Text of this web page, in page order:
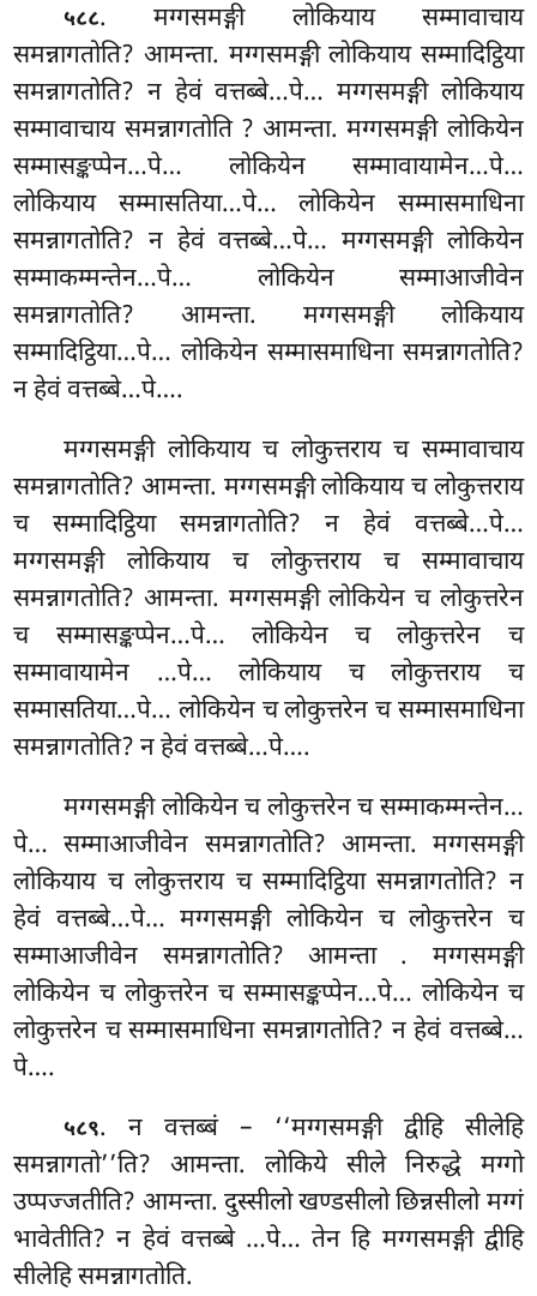
५८८. मग्गसमङ्गी लोकियाय सम्मावाचाय
समन्नागतोति? आमन्ता. मग्गसमङ्गी लोकियाय सम्मादिट्ठिया
समन्नागतोति? न हेवं वत्तब्बे…पे… मग्गसमङ्गी लोकियाय
सम्मावाचाय समन्नागतोति ? आमन्ता. मग्गसमङ्गी लोकियेन
सम्मासङ्कप्पेन…पे… लोकियेन सम्मावायामेन…पे…
लोकियाय सम्मासतिया…पे… लोकियेन सम्मासमाधिना
समन्नागतोति? न हेवं वत्तब्बे…पे… मग्गसमङ्गी लोकियेन
सम्माकम्मन्तेन…पे… लोकियेन सम्माआजीवेन
समन्नागतोति? आमन्ता. मग्गसमङ्गी लोकियाय
सम्मादिट्ठिया…पे… लोकियेन सम्मासमाधिना समन्नागतोति?
न हेवं वत्तब्बे…पे….
मग्गसमङ्गी लोकियाय च लोकुत्तराय च सम्मावाचाय
समन्नागतोति? आमन्ता. मग्गसमङ्गीलोकियाय च लोकुत्तराय
च सम्मादिट्ठिया समन्नागतोति? न हेवं वत्तब्बे…पे…
मग्गसमङ्गी लोकियाय च लोकुत्तराय च सम्मावाचाय
समन्नागतोति? आमन्ता. मग्गसमङ्गी लोकियेन च लोकुत्तरेन
च सम्मासङ्कप्पेन…पे… लोकियेन च लोकुत्तरेन च
सम्मावायामेन …पे… लोकियाय च लोकुत्तराय च
सम्मासतिया…पे… लोकियेन च लोकुत्तरेन च सम्मासमाधिना
समन्नागतोति? न हेवं वत्तब्बे…पे….
मग्गसमङ्गीलोकियेन च लोकुत्तरेन च सम्माकम्मन्तेन…
पे… सम्माआजीवेन समन्नागतोति? आमन्ता. मग्गसमङ्गी
लोकियाय च लोकुत्तराय च सम्मादिट्ठिया समन्नागतोति? न
हेवं वत्तब्बे…पे… मग्गसमङ्गी लोकियेन च लोकुत्तरेन च
सम्माआजीवेन समन्नागतोति? आमन्ता . मग्गसमङ्गी
लोकियेन च लोकुत्तरेन च सम्मासङ्कप्पेन…पे… लोकियेन च
लोकुत्तरेन च सम्मासमाधिना समन्नागतोति? न हेवं वत्तब्बे…
पे….
५८९. न वत्तब्बं – ‘‘मग्गसमङ्गी द्वीहि सीलेहि
समन्नागतो’’ति? आमन्ता. लोकिये सीले निरुद्धे मग्गो
उप्पज्जतीति? आमन्ता. दुस्सीलो खण्डसीलो छिन्नसीलो मग्गं
भावेतीति? न हेवं वत्तब्बे …पे… तेन हि मग्गसमङ्गी द्वीहि
सीलेहि समन्नागतोति.